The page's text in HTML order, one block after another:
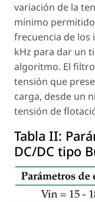
variación de la
mínimo permitido
frecuencia de los
kHz para dar un
algoritmo. El
tensión que
carga, desde un
tensión de
Tabla II:
DC/DC tipo